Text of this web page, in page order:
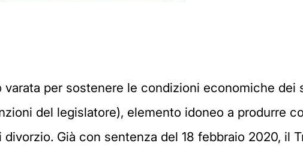
per sostenere le condizioni economiche dei
del legislatore), elemento idoneo a produrre
Già con sentenza del 18 febbraio 2020, il